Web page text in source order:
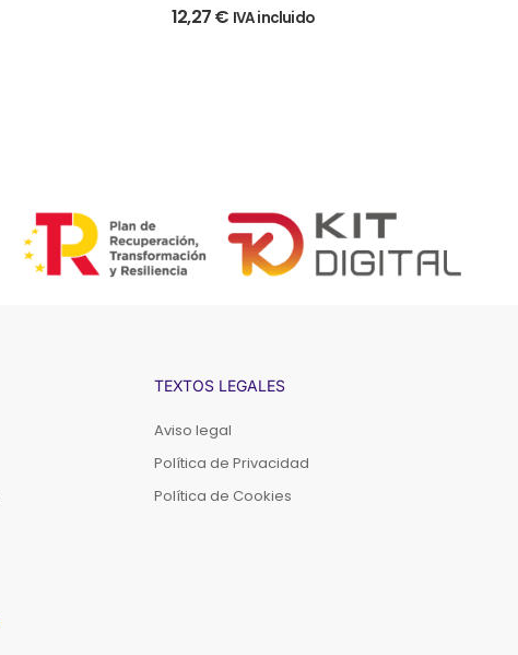
12,27€ IVA incluido
TEXTOS LEGALES
Aviso legal
Política de Privacidad
Política de Cookies